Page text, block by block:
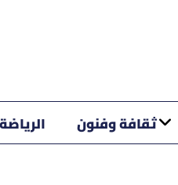
ثقافة وفنون الرياضة